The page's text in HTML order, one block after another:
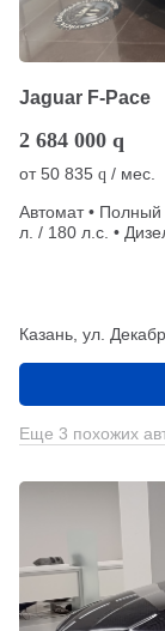
Jaguar F-Pace
2 684 000 q
от50 835 q / мес.
Автомат • Полный
л. / 180 л.с. •
Казань, ул.
Еще 3 похожих